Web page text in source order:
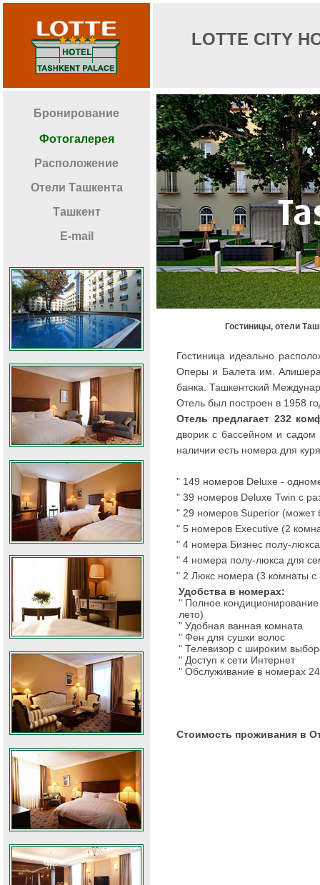
LOTTE CITY
Бронирование
Фотогалерея
Расположение
Отели Ташкента
Ташкент
E-mail
Гостиницы, отели
Гостиница идеально
Оперы и Балета им. Алишера
банка. Ташкентский
Отель был построен в 1958
Отель предлагает 232
дворик с бассейном и
наличии есть номера для
" 149 номеров Deluxe -
" 39 номеров Deluxe Twin с
" 29 номеров Superior (может
" 5 номеров Executive (2
" 4 номера Бизнес полу-
" 4 номера полу-люкса для
" 2 Люкс номера (3 комнаты
Удобства в номерах:
" Полное
лето)
" Удобная ванная комната
" Фен для сушки волос
" Телевизор с широким
" Доступ к сети Интернет
" Обслуживание в номерах 24
Стоимость проживания в